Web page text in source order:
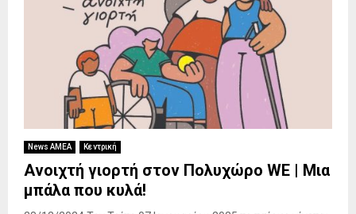
News ΑΜΕΑ Κεντρική
Ανοιχτή γιορτή στον Πολυχώρο WE | Μια
μπάλα που κυλά!